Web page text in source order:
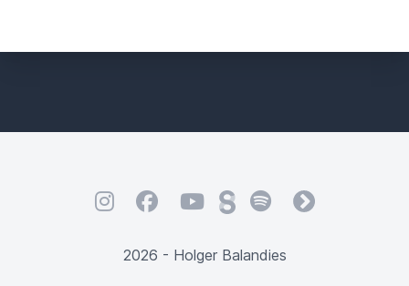
InstagramFacebookYouTubeSteadySpotifyfyyd
2026 - Holger Balandies